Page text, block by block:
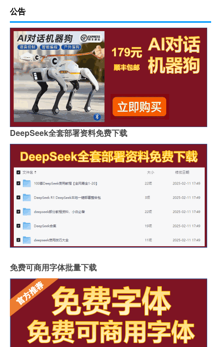
公告
DeepSeek全套部署资料免费下载
免费可商用字体批量下载